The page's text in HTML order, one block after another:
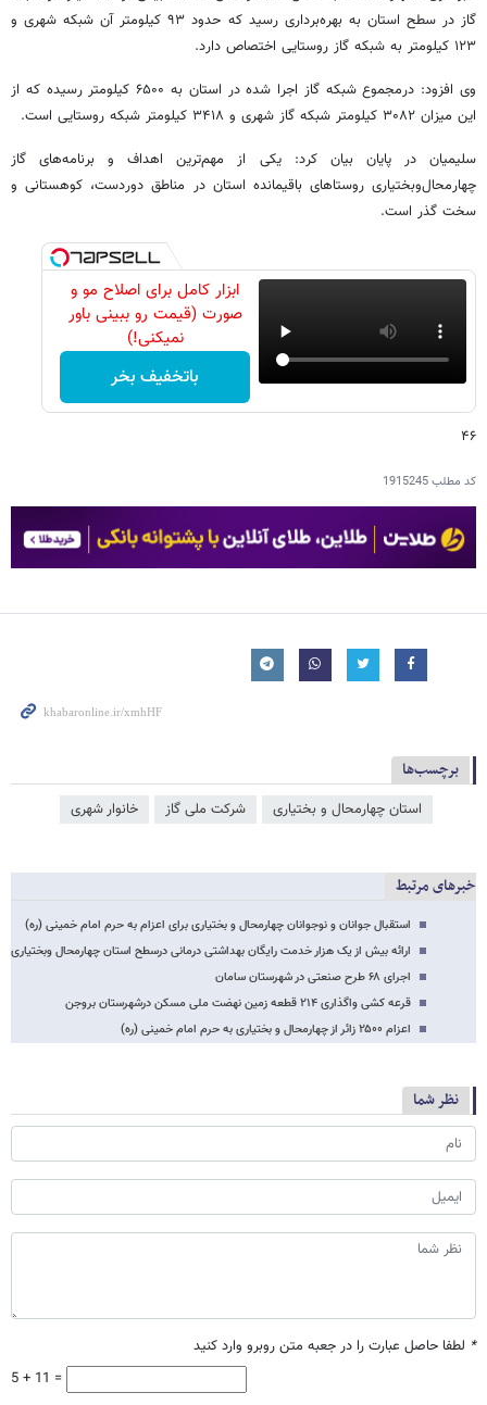
گاز در سطح استان به بهره‌برداری رسید که حدود ۹۳ کیلومتر آن شبکه شهری و
۱۲۳ کیلومتر به شبکه گاز روستایی اختصاص دارد.
وی افزود: درمجموع شبکه گاز اجرا شده در استان به ۶۵۰۰ کیلومتر رسیده که از
این میزان ۳۰۸۲ کیلومتر شبکه گاز شهری و ۳۴۱۸ کیلومتر شبکه روستایی است.
سلیمیان در پایان بیان کرد: یکی از مهم‌ترین اهداف و برنامه‌های گاز
چهارمحال‌وبختیاری روستاهای باقیمانده استان در مناطق دوردست، کوهستانی و
سخت گذر است.
ابزار کامل برای اصلاح مو و
صورت (قیمت رو ببینی باور
نمیکنی!)
باتخفیف بخر
۴۶
کد مطلب1915245
برچسب‌ها
استان چهارمحال و بختیاری شرکت ملی گاز خانوار شهری
خبرهای مرتبط
استقبال جوانان و نوجوانان چهارمحال و بختیاری برای اعزام به حرم امام خمینی (ره)
ارائه بیش از یک هزار خدمت رایگان بهداشتی درمانی درسطح استان چهارمحال وبختیاری
اجرای ۶۸ طرح صنعتی در شهرستان سامان
قرعه کشی واگذاری ۲۱۴ قطعه زمین نهضت ملی مسکن درشهرستان بروجن
اعزام ۲۵۰۰ زائر از چهارمحال و بختیاری به حرم امام خمینی (ره)
نظر شما
* لطفا حاصل عبارت را در جعبه متن روبرو وارد کنید
5 + 11 =